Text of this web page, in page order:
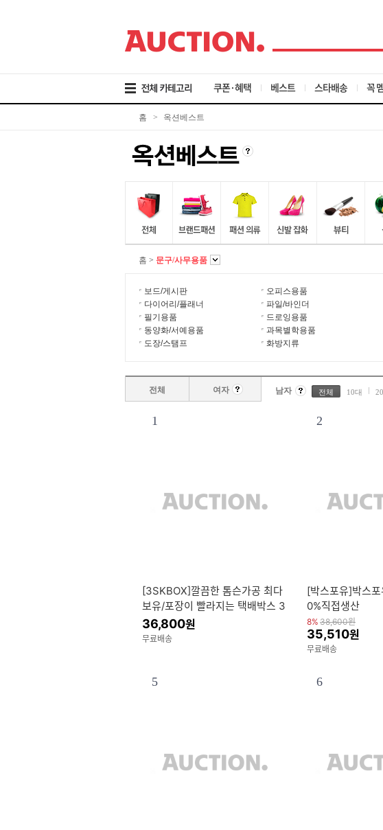
로
가
로
가
로
가
쿠폰·혜택 베스트 스타배송 꼭
홈 > 옥션베스트
홈 > 문구/사무용품
보드/게시판 오피스용품
다이어리/플래너
파일/바인더
필기용품
드로잉용품
동양화/서예용품
과목별학용품
도장/스탬프
화방지류
전체 여자 남자 전체 10대
1
[3SKBOX]깔끔한 톰슨가공 최다
보유/포장이 빨라지는 택배박스 3
sk 더 좋은 박스
36,800원
무료배송
2
[박스포유]박스
0%직접생산
8% 38,600원
35,510원
무료배송
5 6